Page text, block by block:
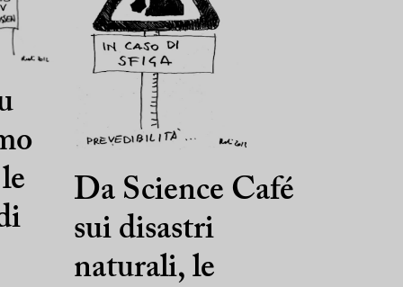
Da Science Café
sui disastri
naturali, le